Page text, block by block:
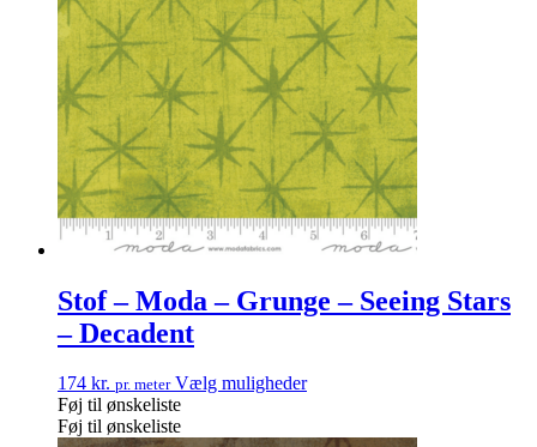
Stof – Moda – Grunge – Seeing Stars
– Decadent
174 kr. pr. meter Vælg muligheder
Føj til ønskeliste
Føj til ønskeliste